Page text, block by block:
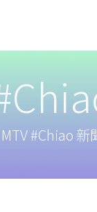
MTV #Chiao 新